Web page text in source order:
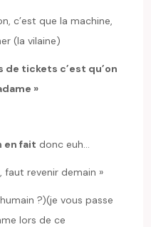
c’est que la machine,
(la vilaine)
de tickets c’est qu’on
»
en fait donc euh…
faut revenir demain »
?)(je vous passe
lors de ce